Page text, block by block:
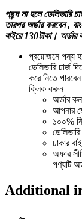
পছন্দ না হলে ডেলিভারি
তারপর অর্ডার করবেন ,
বাইরে 130টাকা।
প্রয়োজনে পন্য
ডেলিভারি চার্জ
করে নিতে
ক্লিক করুন
অর্ডার
আপনার
১০০%
ঢাকার
অফার
পণ্যটি
Additional